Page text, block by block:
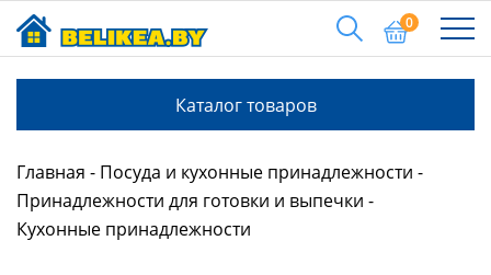
0
Каталог товаров
Главная
Посуда и кухонные принадлежности
Принадлежности для готовки и выпечки
Кухонные принадлежности